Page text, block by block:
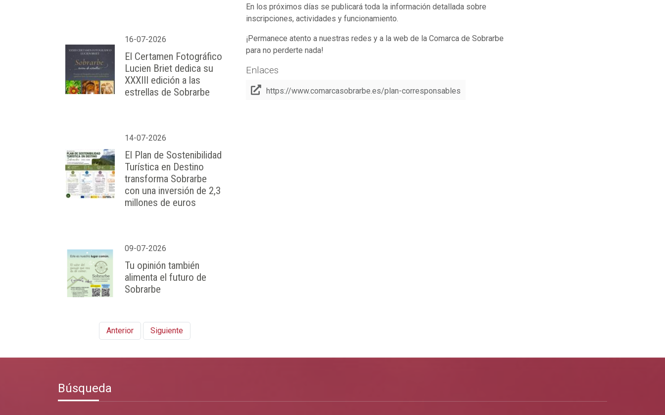
16-07-2026
El Certamen Fotográfico
Lucien Briet dedica su
XXXIII edición a las
estrellas de Sobrarbe
14-07-2026
El Plan de Sostenibilidad
Turística en Destino
transforma Sobrarbe
con una inversión de 2,3
millones de euros
09-07-2026
Tu opinión también
alimenta el futuro de
Sobrarbe
Anterior Siguiente
En los próximos días se publicará toda la información detallada sobre
inscripciones, actividades y funcionamiento.
¡Permanece atento a nuestras redes y a la web de la Comarca de Sobrarbe
para no perderte nada!
Enlaces
https://www.comarcasobrarbe.es/plan-corresponsables
Búsqueda